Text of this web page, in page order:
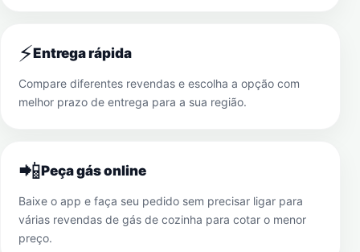
⚡Entrega rápida
Compare diferentes revendas e escolha a opção com
melhor prazo de entrega para a sua região.
📲Peça gás online
Baixe o app e faça seu pedido sem precisar ligar para
várias revendas de gás de cozinha para cotar o menor
preço.